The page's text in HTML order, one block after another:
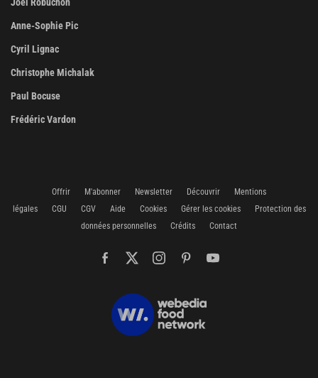
Anne-Sophie Pic
Cyril Lignac
Christophe Michalak
Paul Bocuse
Frédéric Vardon
Offrir M'abonner Newsletter Découvrir
Mentions
légales
CGU CGV Aide Cookies Gérer les cookies
Protection des
données personnelles
Crédits Contact